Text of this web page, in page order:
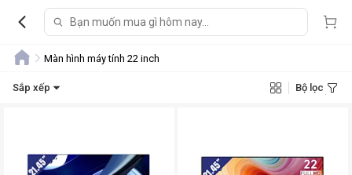
Màn hình máy tính 22 inch
Sắp xếp Bộ lọc